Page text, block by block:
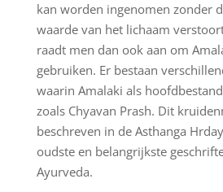
kan worden ingenomen zonder
waarde van het lichaam
raadt men dan ook aan om
gebruiken. Er bestaan
waarin Amalaki als
zoals Chyavan Prash. Dit
beschreven in de Asthanga
oudste en belangrijkste
Ayurveda.